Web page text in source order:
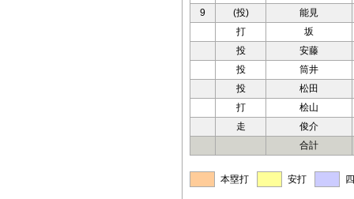
9
(投)
能見
打
坂
投
安藤
投
筒井
投
松田
打
桧山
走
俊介
合計
本塁打 安打